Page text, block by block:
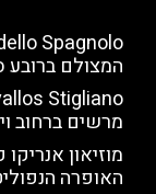
המצולם ברובע
מרשים ברחוב
מוזיאון
האופרה